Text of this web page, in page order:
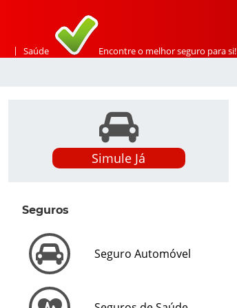
Encontre o melhor seguro para si!
| Saúde
Simule Já
Seguros
Seguro Automóvel